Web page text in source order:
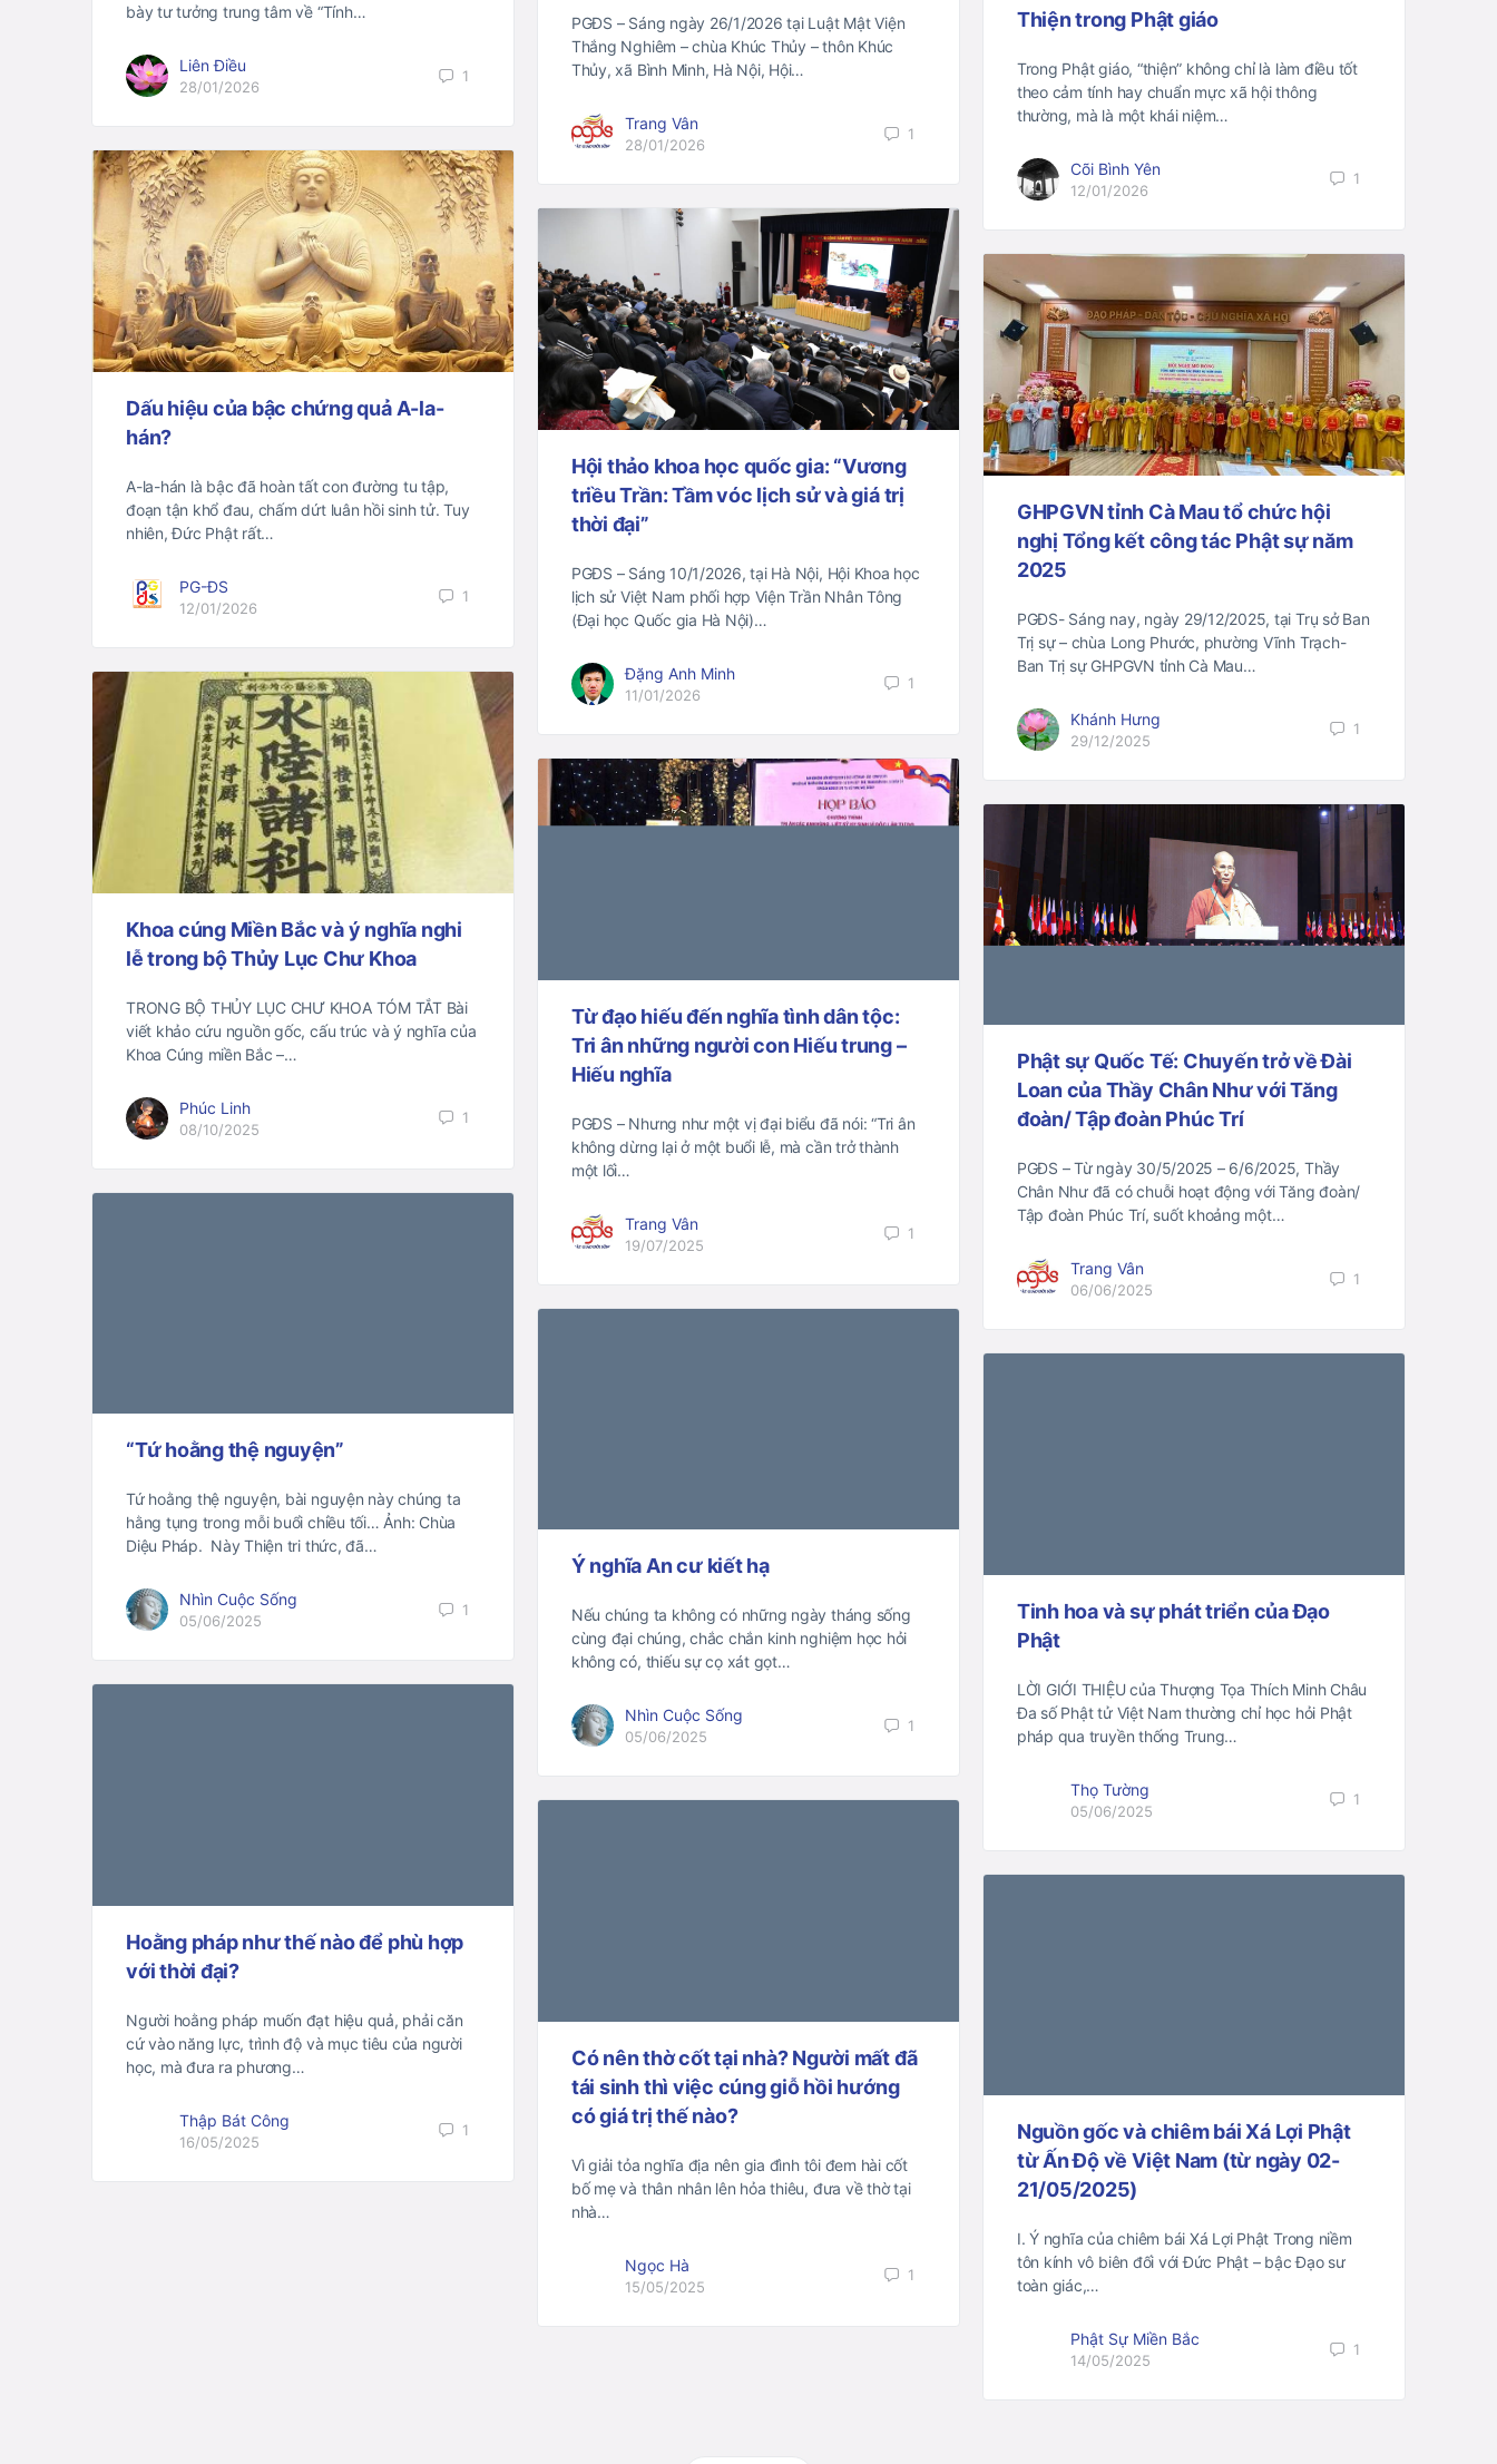
bày tư tưởng trung tâm về “Tính…
Liên Điều
28/01/2026
1
PGĐS – Sáng ngày 26/1/2026 tại Luật Mật Viện
Thắng Nghiêm – chùa Khúc Thủy – thôn Khúc
Thủy, xã Bình Minh, Hà Nội, Hội…
Trang Vân
28/01/2026
1
Thiện trong Phật giáo
Trong Phật giáo, “thiện” không chỉ là làm điều tốt
theo cảm tính hay chuẩn mực xã hội thông
thường, mà là một khái niệm…
Cõi Bình Yên
12/01/2026
1
Dấu hiệu của bậc chứng quả A-la-
hán?
A-la-hán là bậc đã hoàn tất con đường tu tập,
đoạn tận khổ đau, chấm dứt luân hồi sinh tử. Tuy
nhiên, Đức Phật rất…
PG-ĐS
12/01/2026
1
Hội thảo khoa học quốc gia: “Vương
triều Trần: Tầm vóc lịch sử và giá trị
thời đại”
PGĐS – Sáng 10/1/2026, tại Hà Nội, Hội Khoa học
lịch sử Việt Nam phối hợp Viện Trần Nhân Tông
(Đại học Quốc gia Hà Nội)…
Đặng Anh Minh
11/01/2026
1
GHPGVN tỉnh Cà Mau tổ chức hội
nghị Tổng kết công tác Phật sự năm
2025
PGĐS- Sáng nay, ngày 29/12/2025, tại Trụ sở Ban
Trị sự – chùa Long Phước, phường Vĩnh Trạch-
Ban Trị sự GHPGVN tỉnh Cà Mau…
Khánh Hưng
29/12/2025
1
Khoa cúng Miền Bắc và ý nghĩa nghi
lễ trong bộ Thủy Lục Chư Khoa
TRONG BỘ THỦY LỤC CHƯ KHOA TÓM TẮT Bài
viết khảo cứu nguồn gốc, cấu trúc và ý nghĩa của
Khoa Cúng miền Bắc –…
Phúc Linh
08/10/2025
1
Từ đạo hiếu đến nghĩa tình dân tộc:
Tri ân những người con Hiếu trung –
Hiếu nghĩa
PGĐS – Nhưng như một vị đại biểu đã nói: “Tri ân
không dừng lại ở một buổi lễ, mà cần trở thành
một lối…
Trang Vân
19/07/2025
1
Phật sự Quốc Tế: Chuyến trở về Đài
Loan của Thầy Chân Như với Tăng
đoàn/ Tập đoàn Phúc Trí
PGĐS – Từ ngày 30/5/2025 – 6/6/2025, Thầy
Chân Như đã có chuỗi hoạt động với Tăng đoàn/
Tập đoàn Phúc Trí, suốt khoảng một…
Trang Vân
06/06/2025
1
“Tứ hoằng thệ nguyện”
Tứ hoằng thệ nguyện, bài nguyện này chúng ta
hằng tụng trong mỗi buổi chiều tối… Ảnh: Chùa
Diệu Pháp. Này Thiện tri thức, đã…
Nhìn Cuộc Sống
05/06/2025
1
Ý nghĩa An cư kiết hạ
Nếu chúng ta không có những ngày tháng sống
cùng đại chúng, chắc chắn kinh nghiệm học hỏi
không có, thiếu sự cọ xát gọt…
Nhìn Cuộc Sống
05/06/2025
1
Tinh hoa và sự phát triển của Đạo
Phật
LỜI GIỚI THIỆU của Thượng Tọa Thích Minh Châu
Đa số Phật tử Việt Nam thường chỉ học hỏi Phật
pháp qua truyền thống Trung…
Thọ Tường
05/06/2025
1
Hoằng pháp như thế nào để phù hợp
với thời đại?
Người hoằng pháp muốn đạt hiệu quả, phải căn
cứ vào năng lực, trình độ và mục tiêu của người
học, mà đưa ra phương…
Thập Bát Công
16/05/2025
1
Có nên thờ cốt tại nhà? Người mất đã
tái sinh thì việc cúng giỗ hồi hướng
có giá trị thế nào?
Vì giải tỏa nghĩa địa nên gia đình tôi đem hài cốt
bố mẹ và thân nhân lên hỏa thiêu, đưa về thờ tại
nhà…
Ngọc Hà
15/05/2025
1
Nguồn gốc và chiêm bái Xá Lợi Phật
từ Ấn Độ về Việt Nam (từ ngày 02-
21/05/2025)
I. Ý nghĩa của chiêm bái Xá Lợi Phật Trong niềm
tôn kính vô biên đối với Đức Phật – bậc Đạo sư
toàn giác,…
Phật Sự Miền Bắc
14/05/2025
1